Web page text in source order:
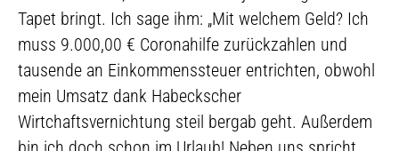
Tapet bringt. Ich sage ihm: „Mit welchem Geld? Ich
muss 9.000,00 € Coronahilfe zurückzahlen und
tausende an Einkommenssteuer entrichten, obwohl
mein Umsatz dank Habeckscher
Wirtchaftsvernichtung steil bergab geht. Außerdem